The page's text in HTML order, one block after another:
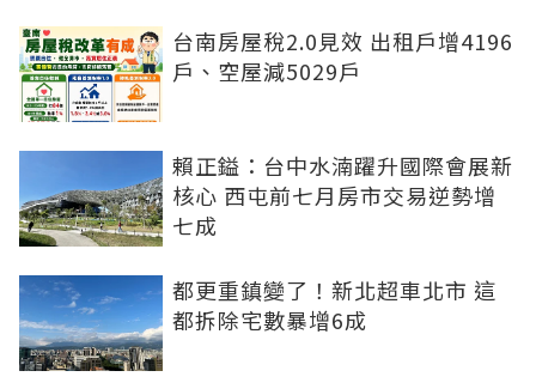
台南房屋稅2.0見效 出租戶增4196
戶、空屋減5029戶
賴正鎰：台中水湳躍升國際會展新
核心 西屯前七月房市交易逆勢增
七成
都更重鎮變了！新北超車北市 這
都拆除宅數暴增6成